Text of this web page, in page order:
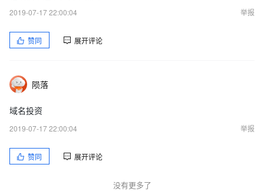
2019-07-17 22:00:04
举报
赞同 展开评论
陨落
域名投资
2019-07-17 22:00:04
举报
赞同 展开评论
没有更多了